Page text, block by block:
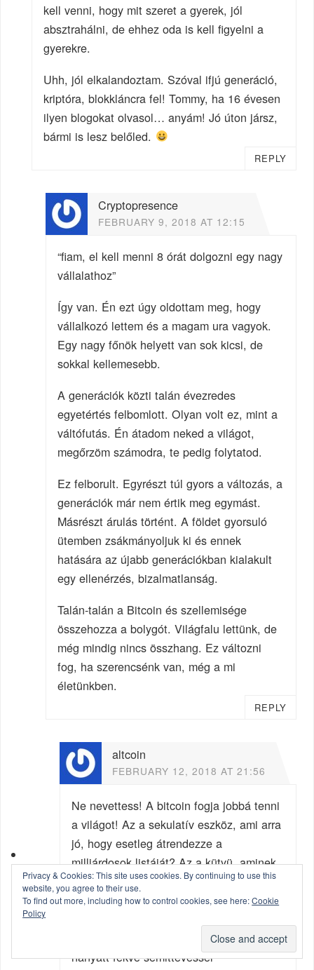
kell venni, hogy mit szeret a gyerek, jól
absztrahálni, de ehhez oda is kell figyelni a
gyerekre.
Uhh, jól elkalandoztam. Szóval ifjú generáció,
kriptóra, blokkláncra fel! Tommy, ha 16 évesen
ilyen blogokat olvasol… anyám! Jó úton jársz,
bármi is lesz belőled.
REPLY
Cryptopresence
FEBRUARY 9, 2018 AT 12:15
“fiam, el kell menni 8 órát dolgozni egy nagy
vállalathoz”
Így van. Én ezt úgy oldottam meg, hogy
vállalkozó lettem és a magam ura vagyok.
Egy nagy főnök helyett van sok kicsi, de
sokkal kellemesebb.
A generációk közti talán évezredes
egyetértés felbomlott. Olyan volt ez, mint a
váltófutás. Én átadom neked a világot,
megőrzöm számodra, te pedig folytatod.
Ez felborult. Egyrészt túl gyors a változás, a
generációk már nem értik meg egymást.
Másrészt árulás történt. A földet gyorsuló
ütemben zsákmányoljuk ki és ennek
hatására az újabb generációkban kialakult
egy ellenérzés, bizalmatlanság.
Talán-talán a Bitcoin és szellemisége
összehozza a bolygót. Világfalu lettünk, de
még mindig nincs összhang. Ez változni
fog, ha szerencsénk van, még a mi
életünkben.
REPLY
altcoin
FEBRUARY 12, 2018 AT 21:56
Ne nevettess! A bitcoin fogja jobbá tenni
a világot! Az a sekulatív eszköz, ami arra
jó, hogy esetleg átrendezze a
milliárdosok listáját? Az a kütyü, aminek
a működtetéséhez öbbezer tonna
széndioxidot okádnak a légkörbe a kínai
Verik a mellüket a 16 évesek, hogy
hanyatt fekve semittevéssel
Privacy & Cookies: This site uses cookies. By continuing to use this
website, you agree to their use.
To find out more, including how to control cookies, see here:Cookie
Policy